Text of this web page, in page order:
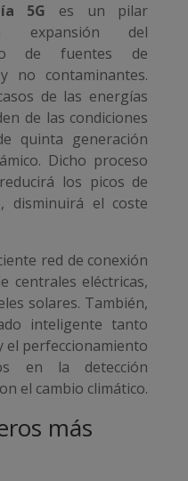
5G es un pilar
expansión del
de fuentes de
no contaminantes.
de las energías
de las condiciones
quinta generación
Dicho proceso
los picos de
disminuirá el coste
red de conexión
centrales eléctricas,
solares. También,
inteligente tanto
el perfeccionamiento
en la detección
el cambio climático.
más